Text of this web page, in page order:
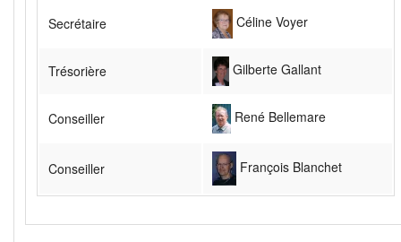
Secrétaire Céline Voyer
Trésorière Gilberte Gallant
Conseiller René Bellemare
Conseiller François Blanchet